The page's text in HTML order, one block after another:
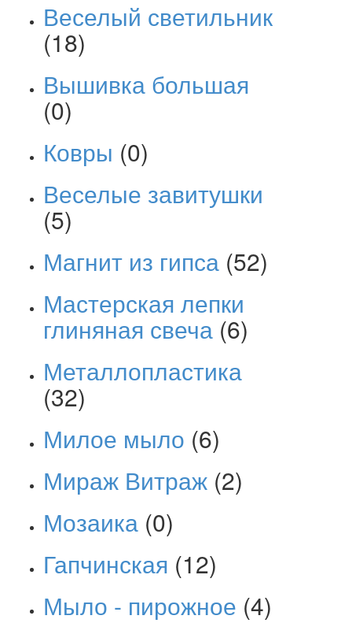
Веселый светильник
(18)
Вышивка большая
(0)
Ковры (0)
Веселые завитушки
(5)
Магнит из гипса (52)
Мастерская лепки
глиняная свеча (6)
Металлопластика
(32)
Милое мыло (6)
Мираж Витраж (2)
Мозаика (0)
Гапчинская (12)
Мыло - пирожное (4)